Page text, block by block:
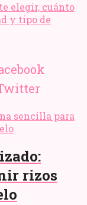
elegir, cuánto
y tipo de
rizos